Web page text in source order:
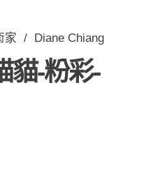
家 / Diane Chiang
貓-粉彩-